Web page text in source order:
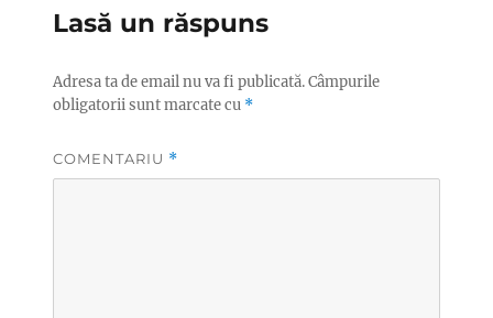
Lasă un răspuns
Adresa ta de email nu va fi publicată.Câmpurile
obligatorii sunt marcate cu *
COMENTARIU *